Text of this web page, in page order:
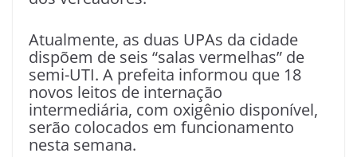
Atualmente, as duas UPAs da cidade
dispõem de seis “salas vermelhas” de
semi-UTI. A prefeita informou que 18
novos leitos de internação
intermediária, com oxigênio disponível,
serão colocados em funcionamento
nesta semana.